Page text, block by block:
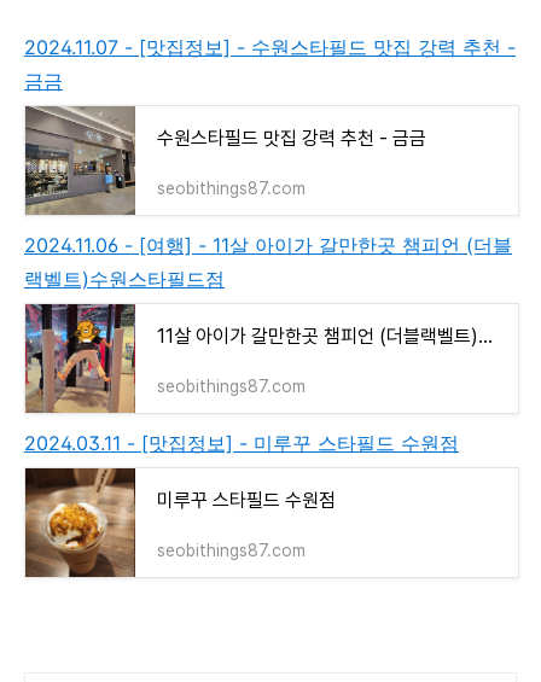
2024.11.07 - [맛집정보] - 수원스타필드 맛집 강력 추천 -
금금
수원스타필드 맛집 강력 추천 - 금금
seobithings87.com
2024.11.06 - [여행] - 11살 아이가 갈만한곳 챔피언 (더블
랙벨트)수원스타필드점
11살 아이가 갈만한곳 챔피언 (더블랙벨트)수원스타필드점
seobithings87.com
2024.03.11 - [맛집정보] - 미루꾸 스타필드 수원점
미루꾸 스타필드 수원점
seobithings87.com